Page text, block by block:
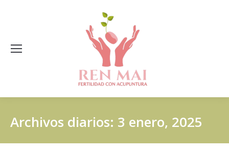
Archivos diarios: 3 enero, 2025